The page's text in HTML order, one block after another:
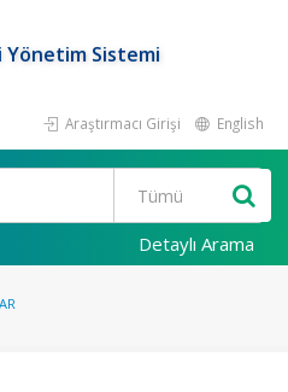
Yönetim Sistemi
Araştırmacı Girişi English
Detaylı Arama